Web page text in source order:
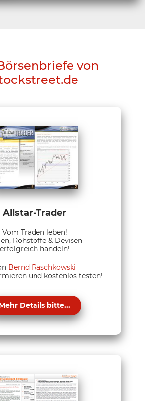
von
Allstar-Trader
Vom Traden leben!
Rohstoffe & Devisen
erfolgreich handeln!
Bernd Raschkowski
und kostenlos testen!
Mehr Details bitte...